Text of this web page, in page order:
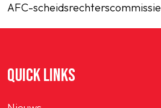
AFC-scheidsrechterscommissie
QUICK LINKS